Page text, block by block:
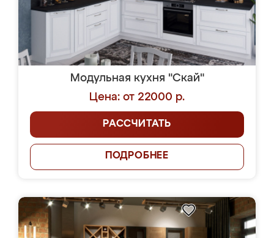
Модульная кухня "Скай"
Цена: от 22000 р.
РАССЧИТАТЬ
ПОДРОБНЕЕ